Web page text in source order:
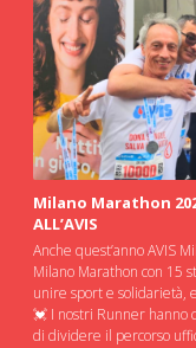
Milano Marathon
ALL’AVIS
Anche quest’anno AVIS
Milano Marathon con 15
unire sport e solidarietà,
💓 I nostri Runner hanno
di dividere il percorso